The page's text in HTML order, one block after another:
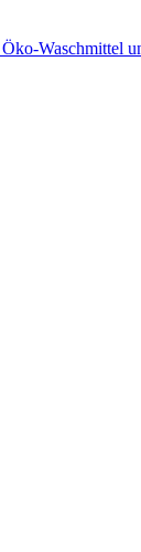
Öko-Waschmittel